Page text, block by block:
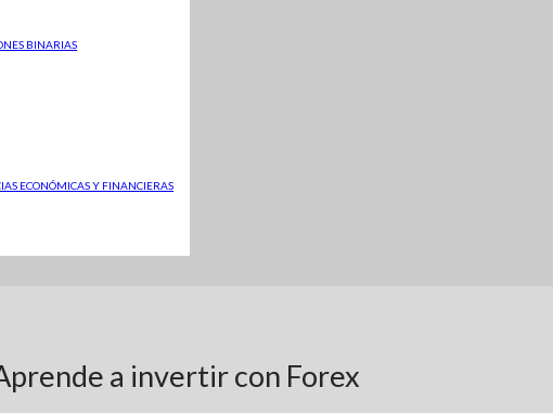
BINARIAS
ECONÓMICAS Y FINANCIERAS
en Forex?
a invertir con Forex